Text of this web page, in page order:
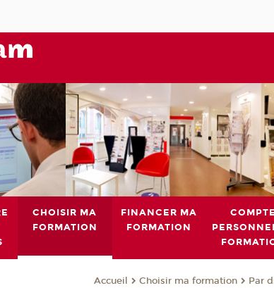
CHOISIR MA
FORMATION
FINANCER MA
FORMATION
COMPTE
Accueil Choisir ma formation Par